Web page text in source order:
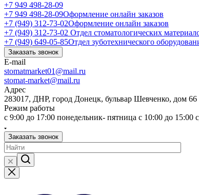
+7 949 498-28-09
+7 949 498-28-09Оформление онлайн заказов
+7 (949) 312-73-02Оформление онлайн заказов
+7 (949) 312-73-02 Отдел стоматологических
+7 (949) 649-05-85Отдел зуботехнического
Заказать звонок
E-mail
stomatmarket01@mail.ru
stomat-market@mail.ru
Адрес
283017, ДНР, город Донецк, бульвар Шевченко, дом 66
Режим работы
с 9:00 до 17:00 понедельник- пятница с 10:00 до 15:00
Заказать звонок